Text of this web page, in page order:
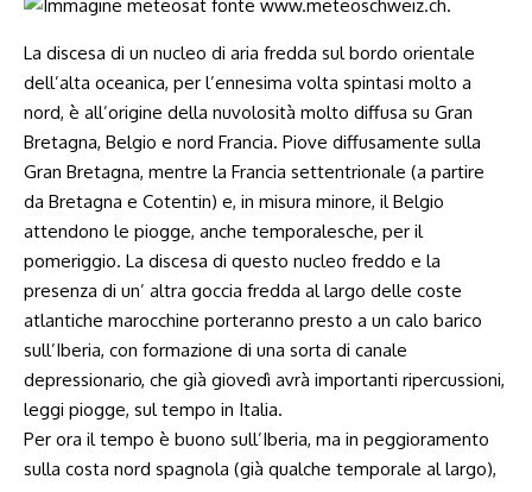
La discesa di un nucleo di aria fredda sul bordo orientale
dell’alta oceanica, per l’ennesima volta spintasi molto a
nord, è all’origine della nuvolosità molto diffusa su Gran
Bretagna, Belgio e nord Francia. Piove diffusamente sulla
Gran Bretagna, mentre la Francia settentrionale (a partire
da Bretagna e Cotentin) e, in misura minore, il Belgio
attendono le piogge, anche temporalesche, per il
pomeriggio. La discesa di questo nucleo freddo e la
presenza di un’ altra goccia fredda al largo delle coste
atlantiche marocchine porteranno presto a un calo barico
sull’Iberia, con formazione di una sorta di canale
depressionario, che già giovedì avrà importanti ripercussioni,
leggi piogge, sul tempo in Italia.
Per ora il tempo è buono sull’Iberia, ma in peggioramento
sulla costa nord spagnola (già qualche temporale al largo),